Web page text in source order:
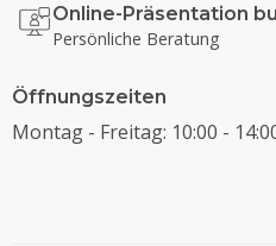
Online-Präsentation
Persönliche Beratung
Öffnungszeiten
Montag - Freitag: 10:00 -